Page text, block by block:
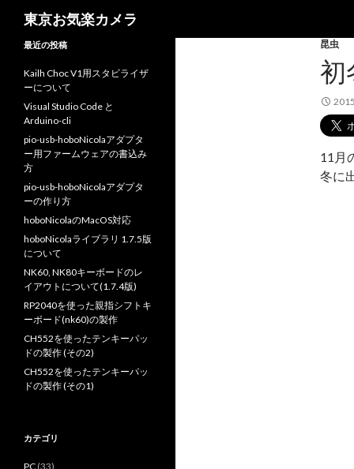
東京お気楽カメラ
昆虫
初
11月
冬に
最近の投稿
Kailh Choc V1用スタビライザ
ーについて
Visual Studio Code と
Arduino-cli
pio-usb-hoboNicolaアダプタ
ー用ファームウェアの書込み
方
pio-usb-hoboNicolaアダプタ
ーの作り方
hoboNicolaのMacOS対応
hoboNicolaライブラリ 1.7.5版
について
NK60, NK80キーボードのレ
イアウトについて(1.7.4版)
RP2040を使った親指シフトキ
ーボード(nk60)の製作
CH552を使ったテンキーパッ
ドの製作 (その2)
CH552を使ったテンキーパッ
ドの製作 (その1)
カテゴリ
PC (33)